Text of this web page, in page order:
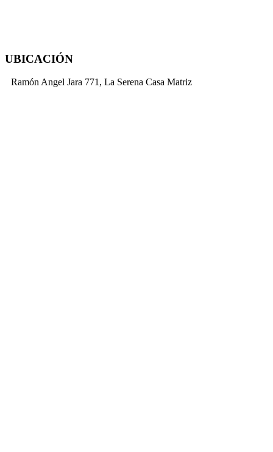
UBICACIÓN
Ramón Angel Jara 771, La Serena Casa Matriz